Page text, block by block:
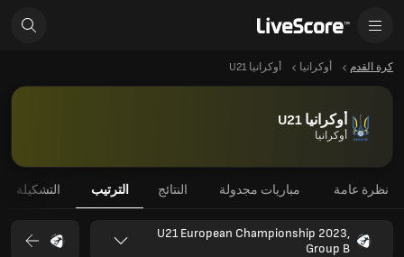
كرة القدم أوكرانيا أوكرانيا U21
أوكرانيا U21
أوكرانيا
نظرة عامة مباريات مجدولة النتائج الترتيب التشكيلة
U21 European Championship 2023,
Group B